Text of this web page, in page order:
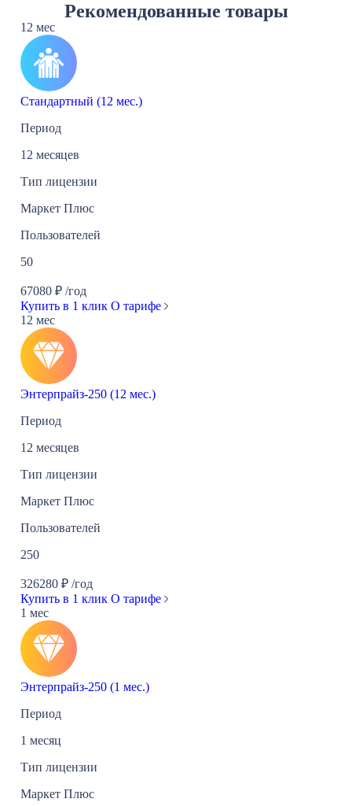
Рекомендованные товары
12 мес
Стандартный (12 мес.)
Период
12 месяцев
Тип лицензии
Маркет Плюс
Пользователей
50
67080 ₽ /год
Купить в 1 клик О тарифе
12 мес
Энтерпрайз-250 (12 мес.)
Период
12 месяцев
Тип лицензии
Маркет Плюс
Пользователей
250
326280 ₽ /год
Купить в 1 клик О тарифе
1 мес
Энтерпрайз-250 (1 мес.)
Период
1 месяц
Тип лицензии
Маркет Плюс